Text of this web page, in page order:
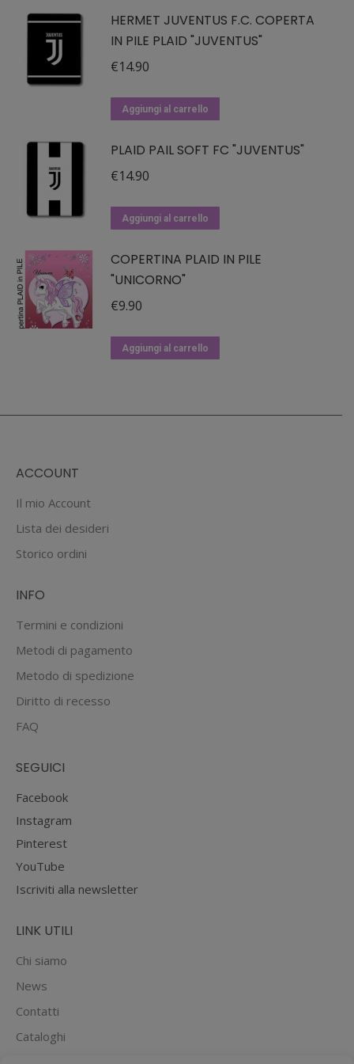
essere
scelte
del
prodotto
€24.90.€17.43.
HERMET JUVENTUS F.C. COPERTA
IN PILE PLAID "JUVENTUS"
€14.90
Aggiungi al carrello
PLAID PAIL SOFT FC "JUVENTUS"
€14.90
Aggiungi al carrello
COPERTINA PLAID IN PILE
"UNICORNO"
€9.90
Aggiungi al carrello
ACCOUNT
Il mio Account
Lista dei desideri
Storico ordini
INFO
Termini e condizioni
Metodi di pagamento
Metodo di spedizione
Diritto di recesso
FAQ
SEGUICI
Facebook
Instagram
Pinterest
YouTube
Iscriviti alla newsletter
LINK UTILI
Chi siamo
News
Contatti
Cataloghi